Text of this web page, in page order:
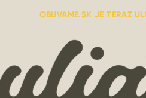
OBUVAME.SK JE TERAZ